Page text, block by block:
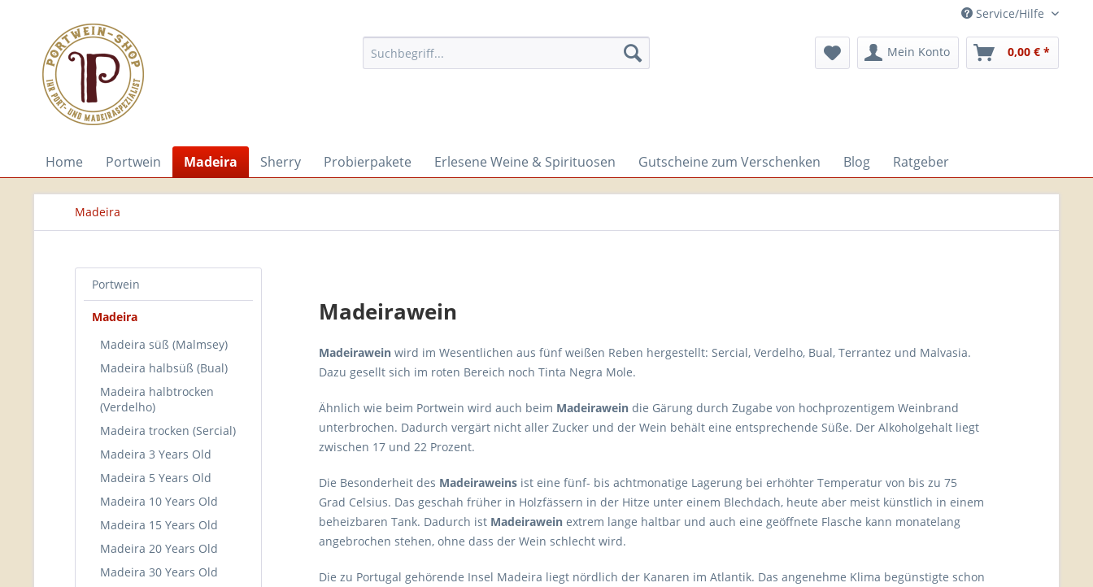
Service/Hilfe
Mein Konto 0,00 € *
Home Portwein Madeira Sherry Probierpakete Erlesene Weine & Spirituosen Gutscheine zum Verschenken Blog Ratgeber
Madeira
Portwein
Madeira
Madeira süß (Malmsey)
Madeira halbsüß (Bual)
Madeira halbtrocken
(Verdelho)
Madeira trocken (Sercial)
Madeira 3 Years Old
Madeira 5 Years Old
Madeira 10 Years Old
Madeira 15 Years Old
Madeira 20 Years Old
Madeira 30 Years Old
Madeirawein
Madeirawein wird im Wesentlichen aus fünf weißen Reben hergestellt: Sercial, Verdelho, Bual, Terrantez und Malvasia.
Dazu gesellt sich im roten Bereich noch Tinta Negra Mole.
Ähnlich wie beim Portwein wird auch beim Madeirawein die Gärung durch Zugabe von hochprozentigem Weinbrand
unterbrochen. Dadurch vergärt nicht aller Zucker und der Wein behält eine entsprechende Süße. Der Alkoholgehalt liegt
zwischen 17 und 22 Prozent.
Die Besonderheit des Madeiraweins ist eine fünf- bis achtmonatige Lagerung bei erhöhter Temperatur von bis zu 75
Grad Celsius. Das geschah früher in Holzfässern in der Hitze unter einem Blechdach, heute aber meist künstlich in einem
beheizbaren Tank. Dadurch ist Madeirawein extrem lange haltbar und auch eine geöffnete Flasche kann monatelang
angebrochen stehen, ohne dass der Wein schlecht wird.
Die zu Portugal gehörende Insel Madeira liegt nördlich der Kanaren im Atlantik. Das angenehme Klima begünstigte schon